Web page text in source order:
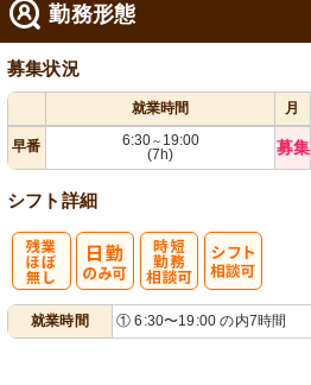
勤務形態
募集状況
就業時間 月
早番 6:30～ 19:00
(7h)
募集
シフト詳細
就業時間 ① 6:30〜19:00 の内7時間